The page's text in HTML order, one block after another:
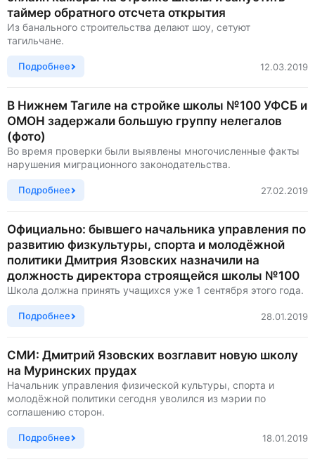
таймер обратного отсчета открытия
Из банального строительства делают шоу, сетуют
тагильчане.
Подробнее 12.03.2019
В Нижнем Тагиле на стройке школы №100 УФСБ и
ОМОН задержали большую группу нелегалов
(фото)
Во время проверки были выявлены многочисленные факты
нарушения миграционного законодательства.
Подробнее 27.02.2019
Официально: бывшего начальника управления по
развитию физкультуры, спорта и молодёжной
политики Дмитрия Язовских назначили на
должность директора строящейся школы №100
Школа должна принять учащихся уже 1 сентября этого года.
Подробнее 28.01.2019
СМИ: Дмитрий Язовских возглавит новую школу
на Муринских прудах
Начальник управления физической культуры, спорта и
молодёжной политики сегодня уволился из мэрии по
соглашению сторон.
Подробнее 18.01.2019